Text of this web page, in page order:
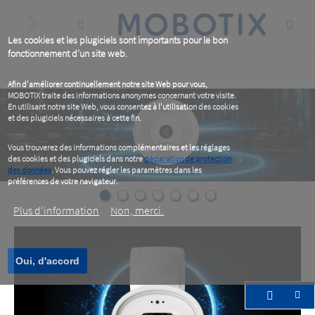
Les cookies et les plugiciels sont importants pour le bon
fonctionnement d'un site web.
Afin d'améliorer continuellement notre site Web pour vous,
MOBOTIX traite des informations anonymes concernant votre visite.
En utilisant notre site Web, vous consentez à l'utilisation des cookies
et des plugiciels nécessaires à cette fin.
Vous trouverez des informations complémentaires et les réglages
des cookies et des plugiciels dans notredéclaration de protection
des données. Vous pouvez régler les paramètres dans les
préférences de votre navigateur.
Plus d‘information Non, merci.
Oui, d'accord
content